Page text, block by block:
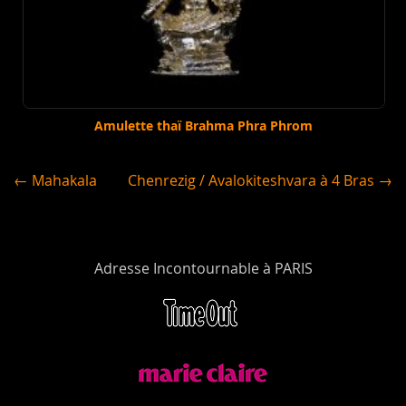
Amulette thaï Brahma Phra Phrom
← Mahakala Chenrezig / Avalokiteshvara à 4 Bras →
Adresse Incontournable à PARIS